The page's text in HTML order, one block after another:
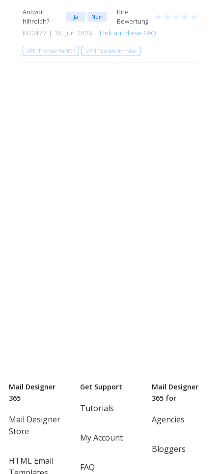
Antwort
hilfreich?
Ja Nein
Ihre
Bewertung
★ ★ ★ ★ ★
KH2477 | 18. Jun 2026 | Link auf diese FAQ
VPN Tracker for iOS VPN Tracker for Mac
Mail Designer
365
Mail Designer
Store
HTML Email
Get Support
Tutorials
My Account
FAQ
Mail Designer
365 for
Agencies
Bloggers